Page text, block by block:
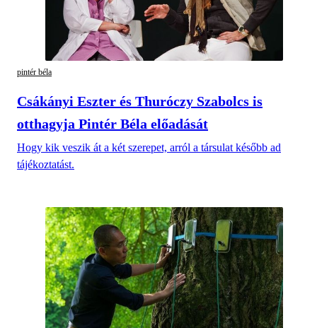
pintér béla
Csákányi Eszter és Thuróczy Szabolcs is
otthagyja Pintér Béla előadását
Hogy kik veszik át a két szerepet, arról a társulat később ad
tájékoztatást.